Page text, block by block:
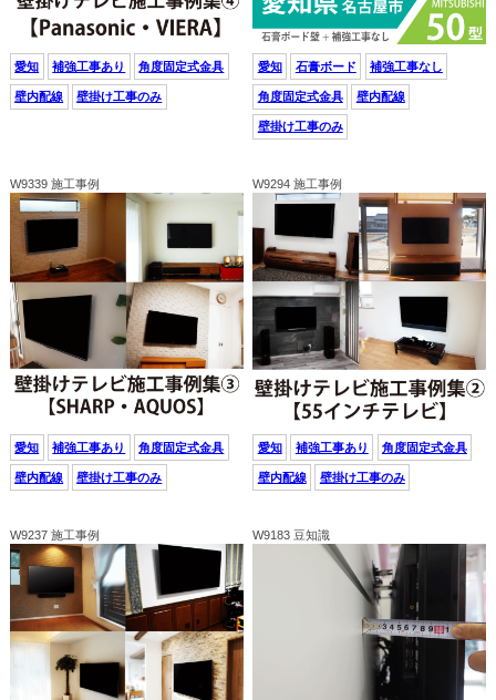
愛知 補強工事あり 角度固定式金具
壁内配線 壁掛け工事のみ
愛知 石膏ボード 補強工事なし
角度固定式金具 壁内配線
壁掛け工事のみ
W9339 施工事例
愛知 補強工事あり 角度固定式金具
壁内配線 壁掛け工事のみ
W9294 施工事例
愛知 補強工事あり 角度固定式金具
壁内配線 壁掛け工事のみ
W9237 施工事例 W9183 豆知識